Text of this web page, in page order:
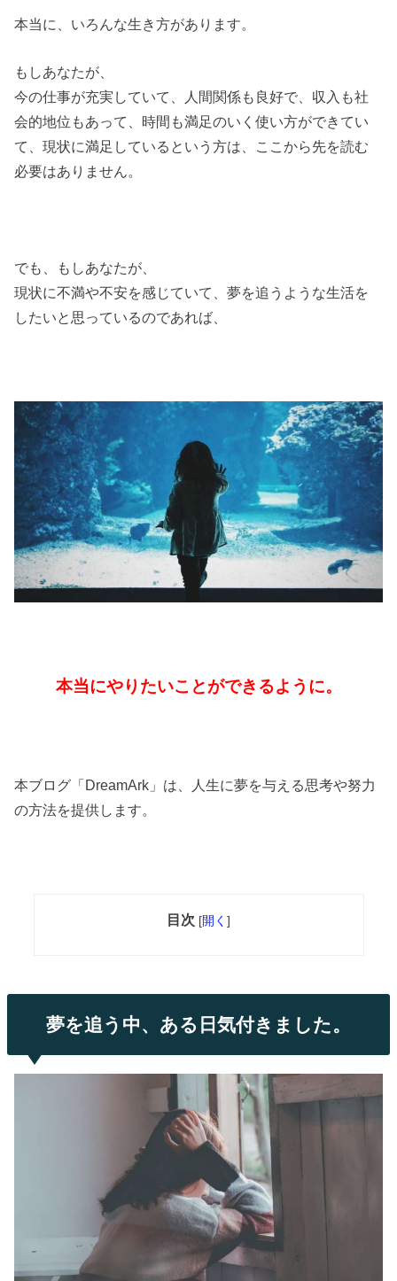
本当に、いろんな生き方があります。
もしあなたが、
今の仕事が充実していて、人間関係も良好で、収入も社
会的地位もあって、時間も満足のいく使い方ができてい
て、現状に満足しているという方は、ここから先を読む
必要はありません。
でも、もしあなたが、
現状に不満や不安を感じていて、夢を追うような生活を
したいと思っているのであれば、
本当にやりたいことができるように。
本ブログ「DreamArk」は、人生に夢を与える思考や努力
の方法を提供します。
目次 [開く ]
夢を追う中、ある日気付きました。